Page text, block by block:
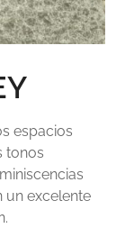
espacios
tonos
un excelente